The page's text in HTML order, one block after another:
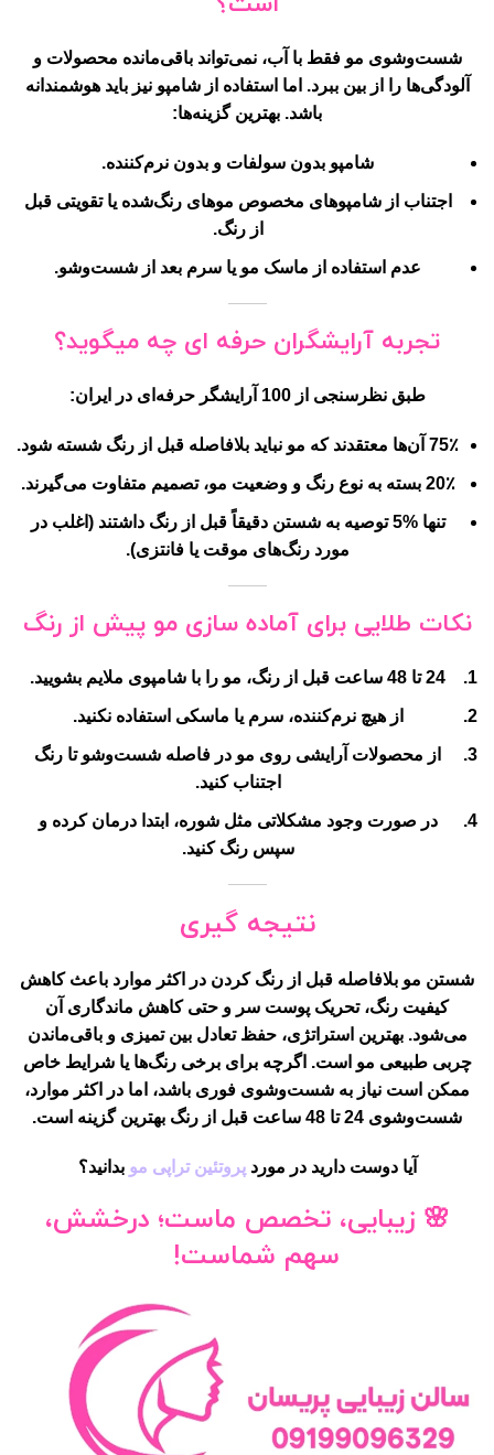
شست‌وشوی مو فقط با آب، نمی‌تواند باقی‌مانده محصولات و
آلودگی‌ها را از بین ببرد. اما استفاده از شامپو نیز بایدهوشمندانه
باشد. بهترین گزینه‌ها:
شامپو بدون سولفات و بدون نرم‌کننده.
اجتناب از شامپوهای مخصوص موهای رنگ‌شده یا تقویتی قبل
از رنگ.
عدم استفاده از ماسک مو یا سرم بعد از شست‌وشو.
تجربه آرایشگران حرفه ای چه میگوید؟
طبق نظرسنجی از 100 آرایشگر حرفه‌ای در ایران:
75٪ آن‌ها معتقدند که مو نباید بلافاصله قبل از رنگ شسته شود.
20٪ بسته به نوع رنگ و وضعیت مو، تصمیم متفاوت می‌گیرند.
تنها %5 توصیه به شستن دقیقاً قبل از رنگ داشتند (اغلب در
مورد رنگ‌های موقت یا فانتزی).
نکات طلایی برای آماده سازی مو پیش از رنگ
24 تا 48 ساعت قبل از رنگ، مو را با شامپوی ملایم بشویید.
از هیچ نرم‌کننده، سرم یا ماسکی استفاده نکنید.
از محصولات آرایشی روی مو در فاصله شست‌وشو تا رنگ
اجتناب کنید.
در صورت وجود مشکلاتی مثل شوره، ابتدا درمان کرده و
سپس رنگ کنید.
نتیجه گیری
شستن مو بلافاصله قبل از رنگ کردن در اکثر موارد باعث کاهش
کیفیت رنگ، تحریک پوست سر و حتی کاهش ماندگاری آن
می‌شود. بهترین استراتژی،حفظ تعادل بین تمیزی و باقی‌ماندن
چربی طبیعی مو است. اگرچه برای برخی رنگ‌ها یا شرایط خاص
ممکن است نیاز به شست‌وشوی فوری باشد، اما در اکثر موارد،
شست‌وشوی 24 تا 48 ساعت قبل از رنگ
بهترین گزینه است.
آیا دوست دارید در موردپروتئین تراپی مو بدانید؟
🌸زیبایی، تخصص ماست؛ درخشش،
سهم شماست!